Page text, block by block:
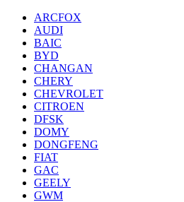
ARCFOX
AUDI
BAIC
BYD
CHANGAN
CHERY
CHEVROLET
CITROEN
DFSK
DOMY
DONGFENG
FIAT
GAC
GEELY
GWM